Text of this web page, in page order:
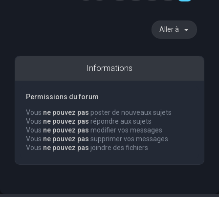
Aller à
Informations
Permissions du forum
Vous ne pouvez pas poster de nouveaux sujets
Vous ne pouvez pas répondre aux sujets
Vous ne pouvez pas modifier vos messages
Vous ne pouvez pas supprimer vos messages
Vous ne pouvez pas joindre des fichiers